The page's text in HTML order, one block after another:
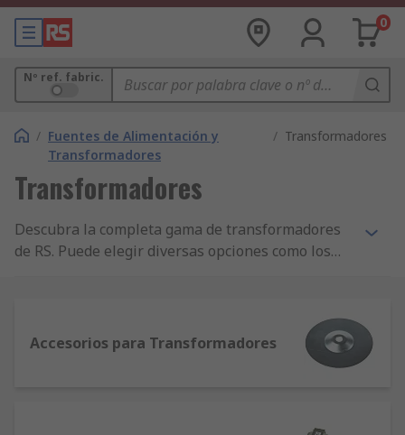
0
Nº ref. fabric.
/ Fuentes de Alimentación y
Transformadores
/ Transformadores
Transformadores
Descubra la completa gama de transformadores
de RS. Puede elegir diversas opciones como los
transformadores de 110 V y transformadores
Accesorios para Transformadores